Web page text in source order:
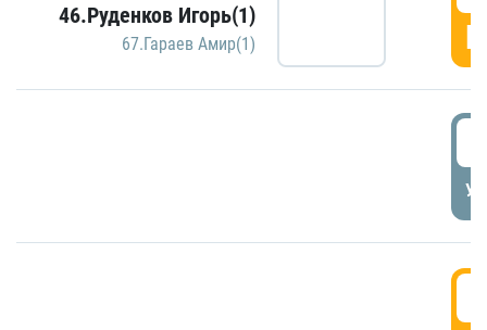
46.Руденков Игорь(1)
67.Гараев Амир(1)